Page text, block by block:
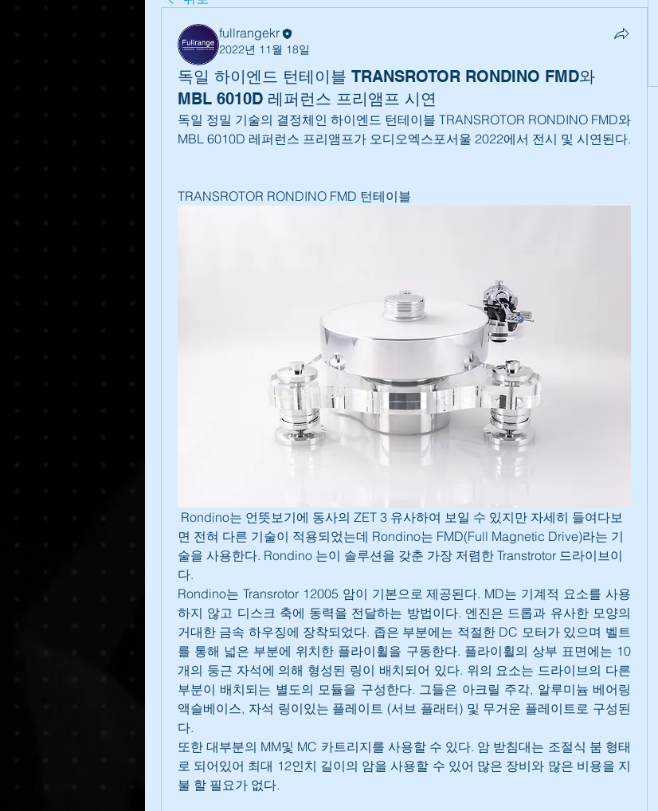
fullrangekr
2022년 11월 18일
독일 하이엔드 턴테이블 TRANSROTOR RONDINO FMD와
MBL 6010D 레퍼런스 프리앰프 시연
독일 정밀 기술의 결정체인 하이엔드 턴테이블 TRANSROTOR RONDINO FMD와
MBL 6010D 레퍼런스 프리앰프가 오디오엑스포서울 2022에서 전시 및 시연된다.
TRANSROTOR RONDINO FMD 턴테이블
면 전혀 다른 기술이 적용되었는데 Rondino는 FMD(Full Magnetic Drive)라는 기
술을 사용한다. Rondino 는이 솔루션을 갖춘 가장 저렴한 Transtrotor 드라이브이
다.
Rondino는 Transrotor 12005 암이 기본으로 제공된다. MD는 기계적 요소를 사용
하지 않고 디스크 축에 동력을 전달하는 방법이다. 엔진은 드롭과 유사한 모양의
거대한 금속 하우징에 장착되었다. 좁은 부분에는 적절한 DC 모터가 있으며 벨트
를 통해 넓은 부분에 위치한 플라이휠을 구동한다. 플라이휠의 상부 표면에는 10
개의 둥근 자석에 의해 형성된 링이 배치되어 있다. 위의 요소는 드라이브의 다른
부분이 배치되는 별도의 모듈을 구성한다. 그들은 아크릴 주각, 알루미늄 베어링
액슬베이스, 자석 링이있는 플레이트 (서브 플래터) 및 무거운 플레이트로 구성된
다.
또한 대부분의 MM및 MC 카트리지를 사용할 수 있다. 암 받침대는 조절식 붐 형태
로 되어있어 최대 12인치 길이의 암을 사용할 수 있어 많은 장비와 많은 비용을 지
불 할 필요가 없다.